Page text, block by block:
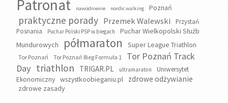
Patronat
nawodnienie nordic walking Poznań
praktyczne porady Przemek Walewski
Przystań
Posnania
Puchar Polski PSP w biegach
Puchar Wielkopolski Służb
Mundurowych
półmaraton Super League Triathlon
Tor Poznań Tor Poznań Bieg Formuła 1
Tor Poznań Track
Day triathlon TRIGAR.PL ultramaraton
Uniwersytet
Ekonomiczny
wszystkoobieganiu.pl zdrowe odżywianie
zdrowe zasady